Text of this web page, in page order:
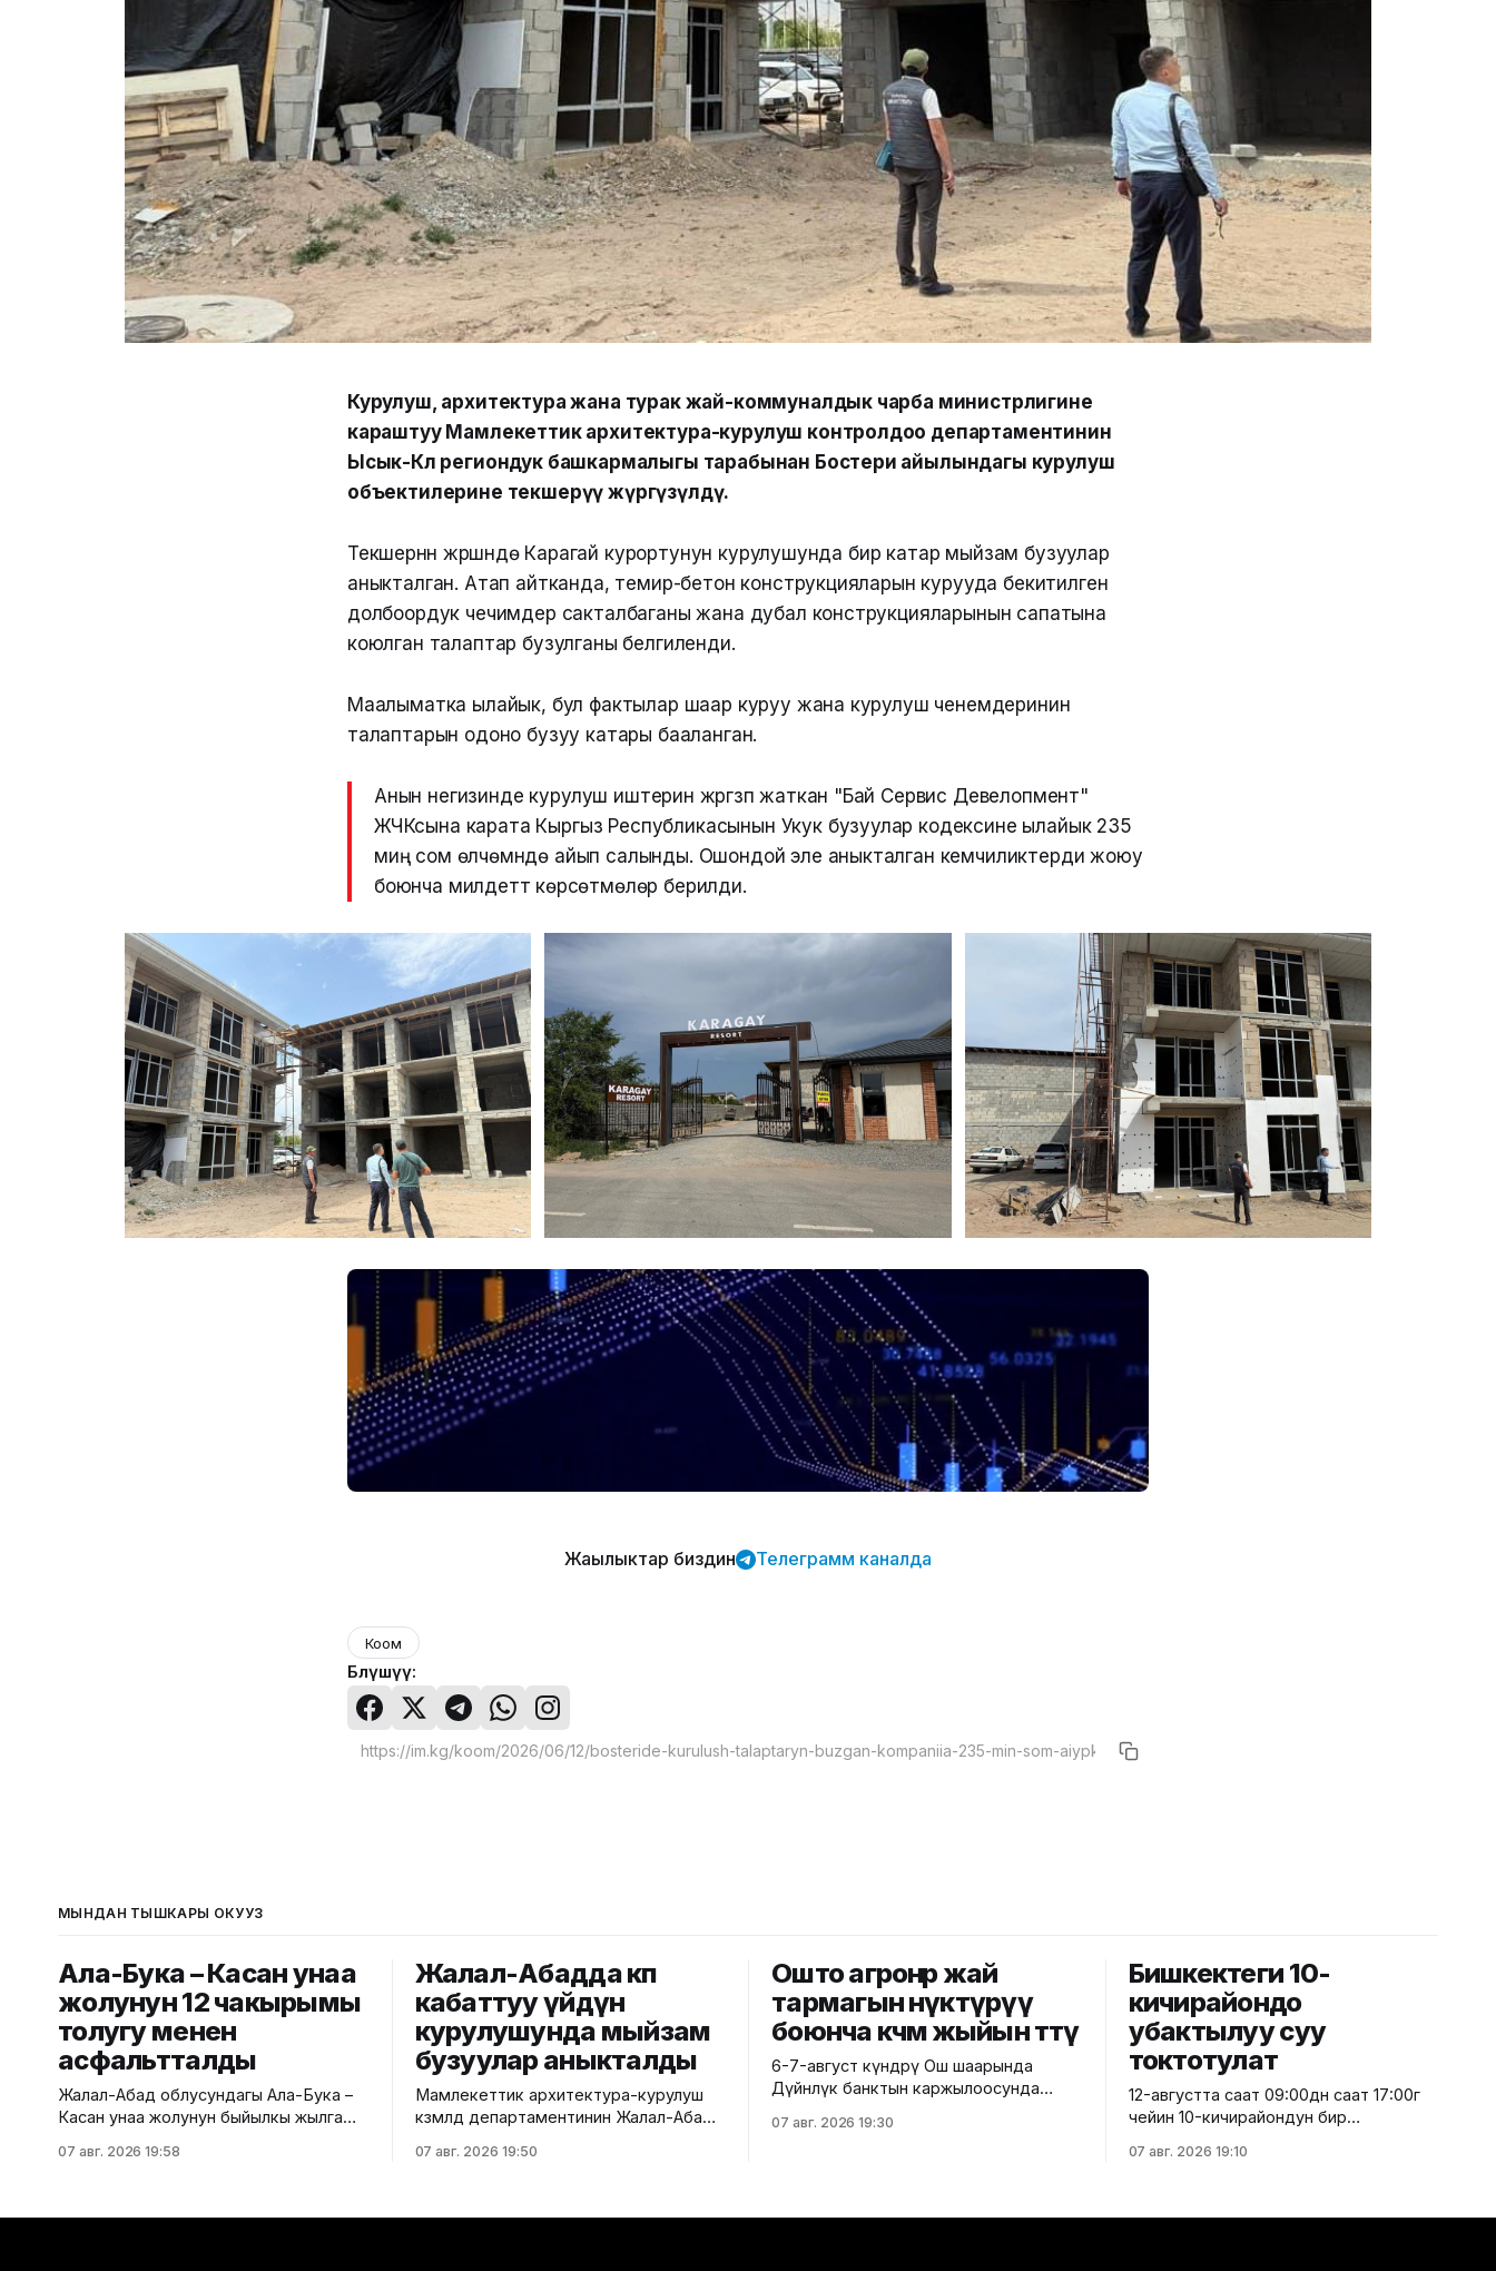
Курулуш, архитектура жана турак жай-коммуналдык чарба министрлигине
караштуу Мамлекеттик архитектура-курулуш контролдоо департаментинин
Ысык-Көл региондук башкармалыгы тарабынан Бостери айылындагы курулуш
объектилерине текшерүү жүргүзүлдү.
Текшерүүнүн жүрүшүндө Карагай курортунун курулушунда бир катар мыйзам бузуулар
аныкталган. Атап айтканда, темир-бетон конструкцияларын курууда бекитилген
долбоордук чечимдер сакталбаганы жана дубал конструкцияларынын сапатына
коюлган талаптар бузулганы белгиленди.
Маалыматка ылайык, бул фактылар шаар куруу жана курулуш ченемдеринин
талаптарын одоно бузуу катары бааланган.
Анын негизинде курулуш иштерин жүргүзүп жаткан "Бай Сервис Девелопмент"
ЖЧКсына карата Кыргыз Республикасынын Укук бузуулар кодексине ылайык 235
миң сом өлчөмүндө айып салынды. Ошондой эле аныкталган кемчиликтерди жоюу
боюнча милдеттүү көрсөтмөлөр берилди.
Жаңылыктар биздин Телеграмм каналда
Коом
Бөлүшүү:
МЫНДАН ТЫШКАРЫ ОКУҢУЗ
Ала-Бука – Касан унаа
жолунун 12 чакырымы
толугу менен
асфальтталды
Жалал-Абад облусундагы Ала-Бука –
Касан унаа жолунун быйылкы жылга
асфальт-бетон төшөө иштери толугу
07 авг. 2026 19:58
Жалал-Абадда көп
кабаттуу үйдүн
курулушунда мыйзам
бузуулар аныкталды
Мамлекеттик архитектура-курулуш
көзөмөлдөө департаментинин Жалал-Абад
көп кабаттуу турак жайга текшерүү
07 авг. 2026 19:50
Ошто агроөнөр жай
тармагын өнүктүрүү
боюнча көчмө жыйын өттү
6-7-август күндөрү Ош шаарында
Дүйнөлүк банктын каржылоосунда
ашырылып жаткан "Ош облусунун
комитетинин көчмө жыйыны өттү. Бул
07 авг. 2026 19:30
Бишкектеги 10-
кичирайондо
убактылуу суу
токтотулат
12-августта саат 09:00дөн саат 17:00гө
чейин 10-кичирайондун бир
мектептерде, мектепке чейинки
07 авг. 2026 19:10